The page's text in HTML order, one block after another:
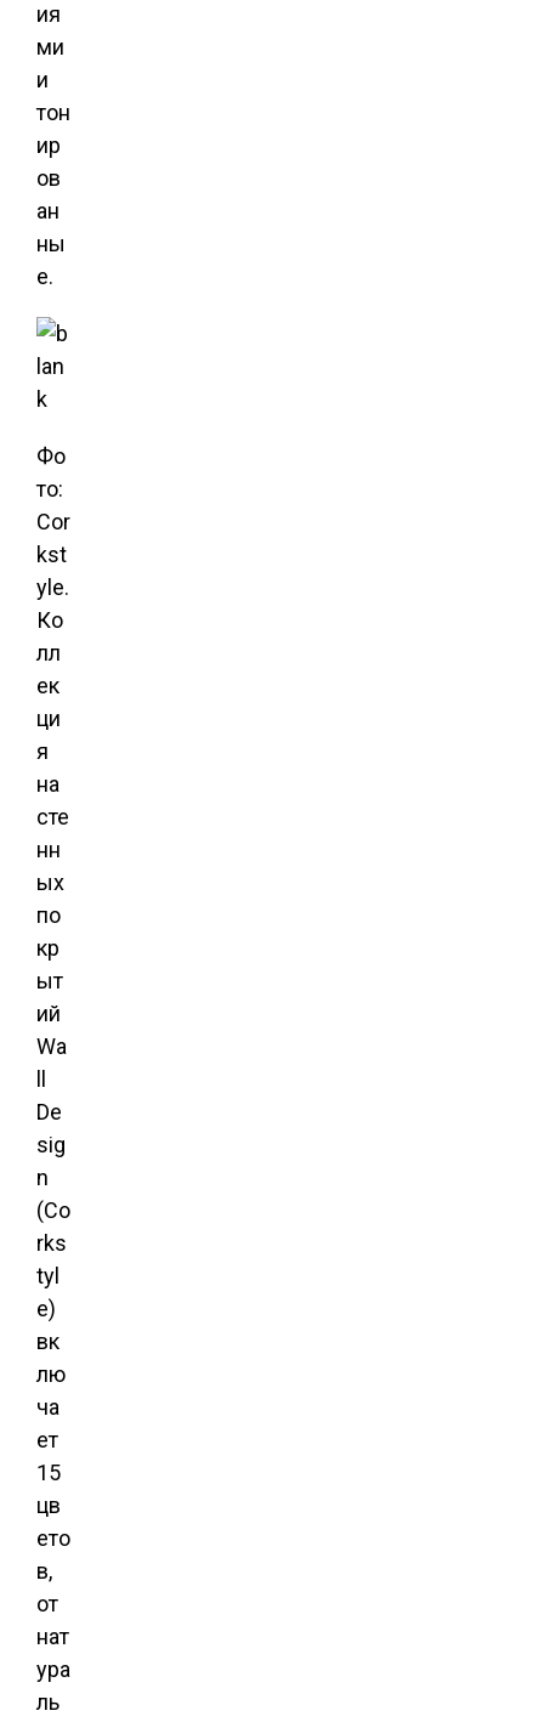
ия
ми
и
тон
ир
ов
ан
ны
е.
Фо
то:
Cor
kst
yle.
Ко
лл
ек
ци
я
на
сте
нн
ых
по
кр
ыт
ий
Wa
De
sig
n
(Co
rks
tyl
e)
вк
лю
ча
ет
15
цв
ето
в,
от
нат
ура
ль